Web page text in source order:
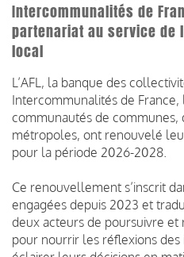
Intercommunalités de
partenariat au service de
local
L’AFL, la banque des
Intercommunalités de
communautés de communes,
métropoles, ont renouvelé
pour la période 2026-2028.
Ce renouvellement s’inscrit
engagées depuis 2023 et
deux acteurs de poursuivre
pour nourrir les réflexions